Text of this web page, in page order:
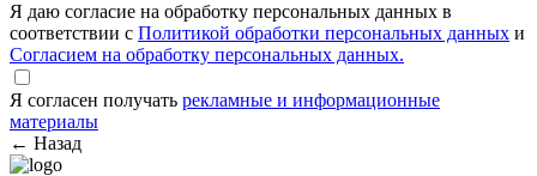
Я даю согласие на обработку персональных данных в
соответствии с Политикой обработки персональных данных и
Согласием на обработку персональных данных.
Я согласен получать рекламные и информационные
материалы
← Назад